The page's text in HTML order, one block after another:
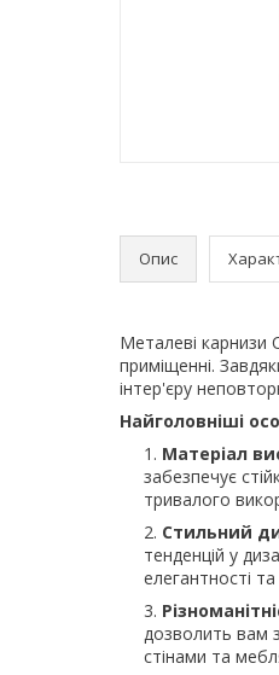
Опис
Металеві карнизи
приміщенні.
інтер'єру
Найголовніші
Матеріал
забезпечує
тривалого
Стильний
тенденцій у
елегантності
дозволить вам
стінами та